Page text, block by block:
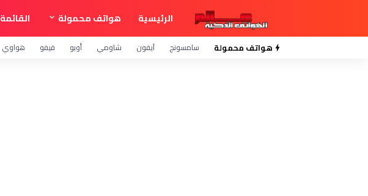
الرئيسية هواتف محمولة القائمة
هواتف محمولة سامسونج آيفون شاومي أوبو فيفو هواوي